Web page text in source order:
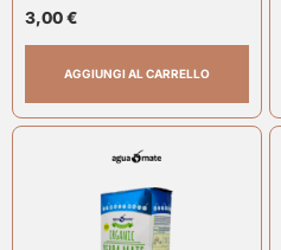
3,00€
AGGIUNGI AL CARRELLO